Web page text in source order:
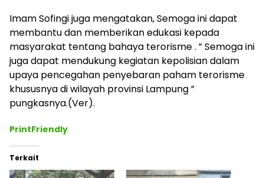
Imam Sofingi juga mengatakan, Semoga ini dapat
membantu dan memberikan edukasi kepada
masyarakat tentang bahaya terorisme . ” Semoga ini
juga dapat mendukung kegiatan kepolisian dalam
upaya pencegahan penyebaran paham terorisme
khususnya di wilayah provinsi Lampung ”
pungkasnya.(Ver).
PrintFriendly
Terkait